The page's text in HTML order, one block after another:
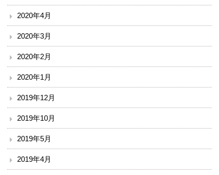
2020年4月
2020年3月
2020年2月
2020年1月
2019年12月
2019年10月
2019年5月
2019年4月